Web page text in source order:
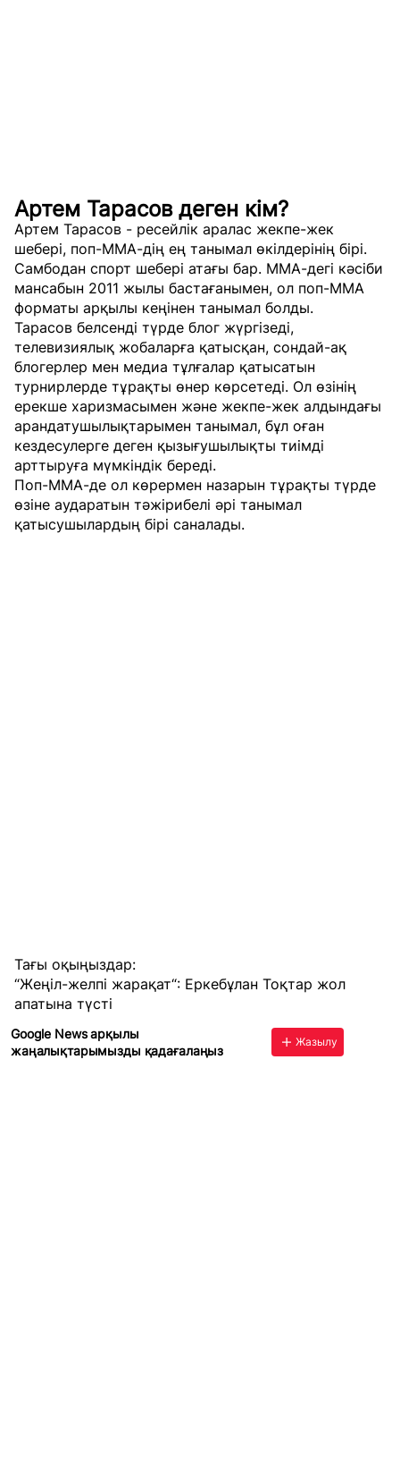
Артем Тарасов деген кім?
Артем Тарасов - ресейлік аралас жекпе-жек
шебері, поп-ММА-дің ең танымал өкілдерінің бірі.
Самбодан спорт шебері атағы бар. ММА-дегі кәсіби
мансабын 2011 жылы бастағанымен, ол поп-ММА
форматы арқылы кеңінен танымал болды.
Тарасов белсенді түрде блог жүргізеді,
телевизиялық жобаларға қатысқан, сондай-ақ
блогерлер мен медиа тұлғалар қатысатын
турнирлерде тұрақты өнер көрсетеді. Ол өзінің
ерекше харизмасымен және жекпе-жек алдындағы
арандатушылықтарымен танымал, бұл оған
кездесулерге деген қызығушылықты тиімді
арттыруға мүмкіндік береді.
Поп-ММА-де ол көрермен назарын тұрақты түрде
өзіне аударатын тәжірибелі әрі танымал
қатысушылардың бірі саналады.
Тағы оқыңыздар:
“Жеңіл-желпі жарақат“: Еркебұлан Тоқтар жол
апатына түсті
Google News арқылы
жаңалықтарымызды қадағалаңыз
Жазылу